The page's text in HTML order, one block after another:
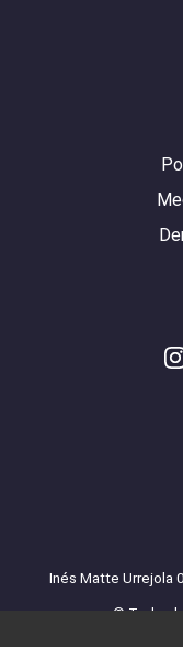
Inés Matte Urrejola
© Todos